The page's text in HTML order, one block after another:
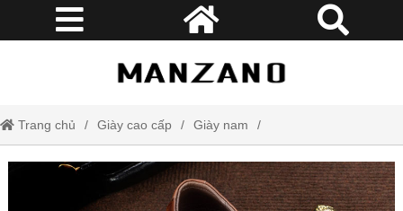
Trang chủ Giày cao cấp Giày nam
Giày tây buộc dây phong cách cổ điển sang trọng mẫu mới 2024